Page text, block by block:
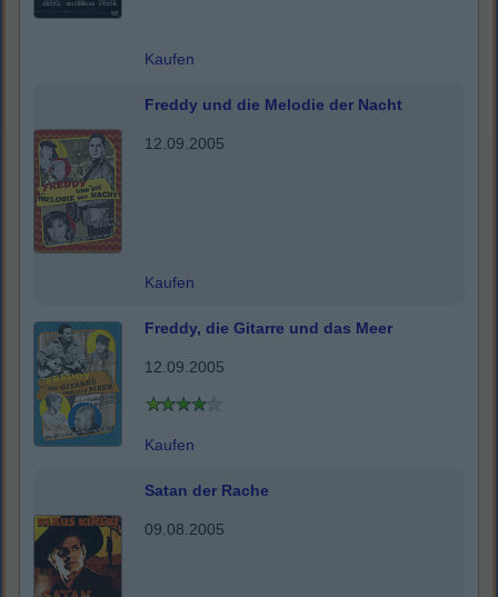
Kaufen
Freddy und die Melodie der Nacht
12.09.2005
Kaufen
Freddy, die Gitarre und das Meer
12.09.2005
Kaufen
Satan der Rache
09.08.2005